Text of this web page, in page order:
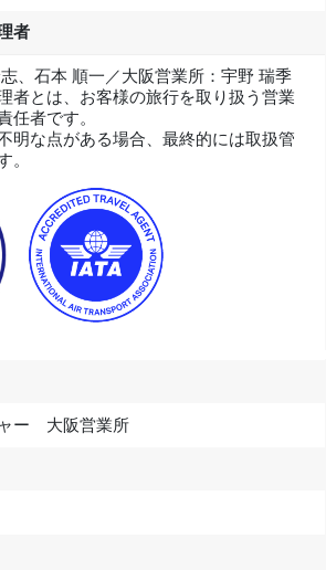
者
、石本 順一／大阪営業所：宇野 瑞季
者とは、お客様の旅行を取り扱う営業
任者です。
明な点がある場合、最終的には取扱管
。
ー 大阪営業所